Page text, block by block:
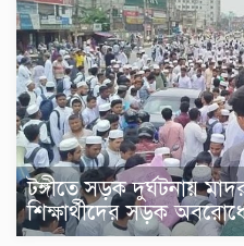
টঙ্গীতে সড়ক দুর্ঘটনায়
শিক্ষার্থীদের সড়ক